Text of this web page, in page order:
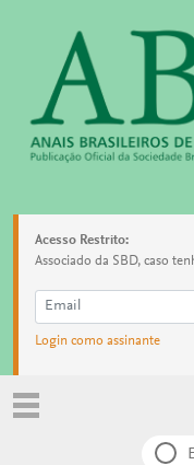
Acesso Restrito:
Associado da SBD, caso
Login como assinante